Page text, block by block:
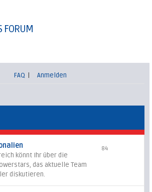
FORUM
FAQ Anmelden
könnt Ihr über die
das aktuelle Team
diskutieren.
84